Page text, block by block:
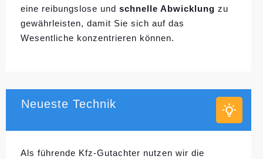
eine reibungslose und schnelle Abwicklung zu
gewährleisten, damit Sie sich auf das
Wesentliche konzentrieren können.
Neueste Technik
Als führende Kfz-Gutachter nutzen wir die